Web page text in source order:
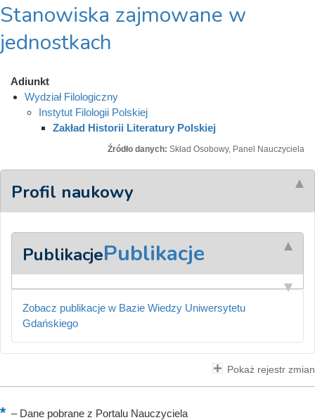
Stanowiska zajmowane w
jednostkach
Adiunkt
Wydział Filologiczny
Instytut Filologii Polskiej
Zakład Historii Literatury Polskiej
Źródło danych: Skład Osobowy, Panel Nauczyciela
Profil naukowy
PublikacjePublikacje
Zobacz publikacje w Bazie Wiedzy Uniwersytetu
Gdańskiego
Pokaż rejestr zmian
–Dane pobrane z Portalu Nauczyciela